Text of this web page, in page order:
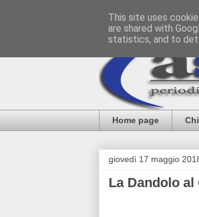
Home page
giovedì 17 maggio
La Dandolo
This site uses
are shared with
statistics, and to